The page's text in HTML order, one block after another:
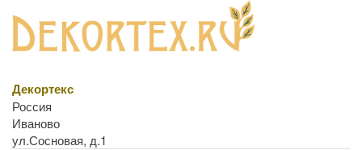
Декортекс
Россия
Иваново
ул.Сосновая, д.1